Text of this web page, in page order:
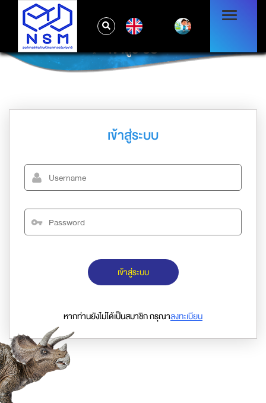
เข้าสู่ระบบ
เข้าสู่ระบบ
เข้าสู่ระบบ
หากท่านยังไม่ได้เป็นสมาชิก กรุณาลงทะเบียน